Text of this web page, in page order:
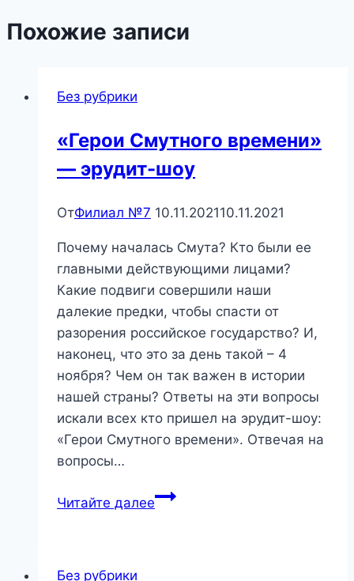
Похожие записи
Без рубрики
«Герои Смутного времени»
— эрудит-шоу
ОтФилиал №7 10.11.202110.11.2021
Почему началась Смута? Кто были ее
главными действующими лицами?
Какие подвиги совершили наши
далекие предки, чтобы спасти от
разорения российское государство? И,
наконец, что это за день такой – 4
ноября? Чем он так важен в истории
нашей страны? Ответы на эти вопросы
искали всех кто пришел на эрудит-шоу:
«Герои Смутного времени». Отвечая на
вопросы…
Читайте далее«Герои
Без рубрики